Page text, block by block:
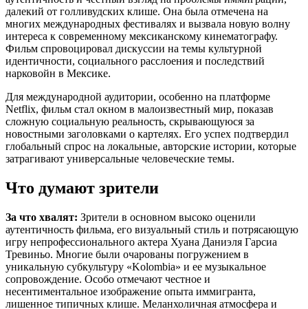
далекий от голливудских клише. Она была отмечена на
многих международных фестивалях и вызвала новую волну
интереса к современному мексиканскому кинематографу.
Фильм спровоцировал дискуссии на темы культурной
идентичности, социального расслоения и последствий
нарковойн в Мексике.
Для международной аудитории, особенно на платформе
Netflix, фильм стал окном в малоизвестный мир, показав
сложную социальную реальность, скрывающуюся за
новостными заголовками о картелях. Его успех подтвердил
глобальный спрос на локальные, авторские истории, которые
затрагивают универсальные человеческие темы.
Что думают зрители
За что хвалят: Зрители в основном высоко оценили
аутентичность фильма, его визуальный стиль и потрясающую
игру непрофессионального актера Хуана Даниэля Гарсиа
Тревиньо. Многие были очарованы погружением в
уникальную субкультуру «Kolombia» и ее музыкальное
сопровождение. Особо отмечают честное и
несентиментальное изображение опыта иммигранта,
лишенное типичных клише. Меланхоличная атмосфера и